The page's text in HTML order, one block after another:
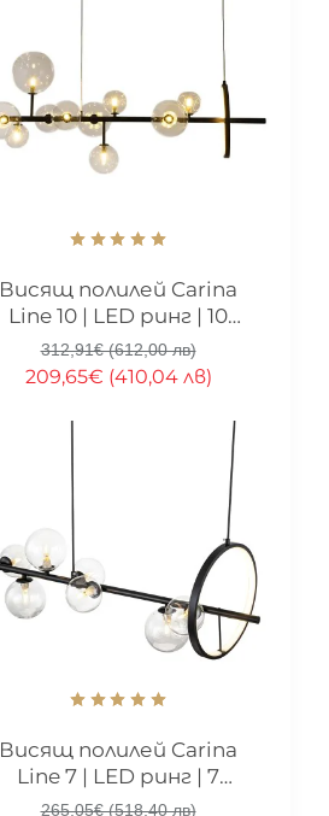
-33%
Висящ полилей Carina
Line 10 | LED ринг | 10
стъклени сфери
209,65€ (410,04 лв)
312,91€ (612,00 лв)
-33%
Висящ полилей Carina
Line 7 | LED ринг | 7
стъклени сфери | 90 см
265,05€ (518,40 лв)